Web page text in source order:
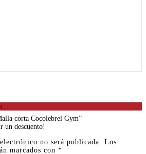
corta Cocolebrel Gym”
un descuento!
no será publicada. Los
marcados con *